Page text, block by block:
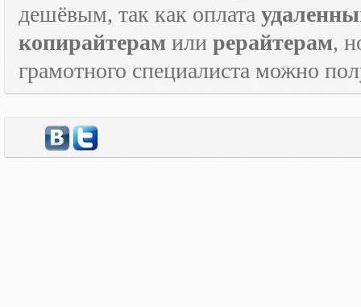
дешёвым, так как оплата
копирайтерам или рерайтерам,
грамотного специалиста можно